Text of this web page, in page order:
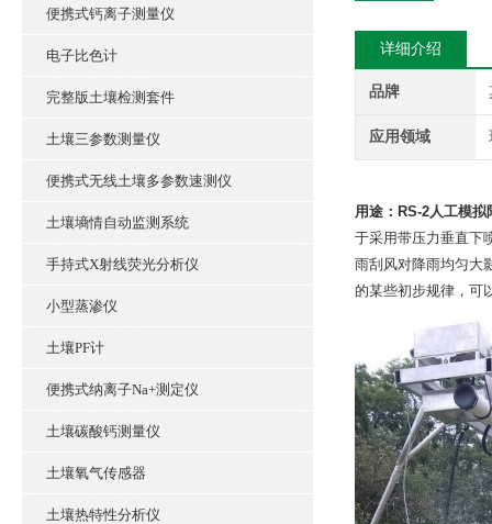
便携式钙离子测量仪
电子比色计
完整版土壤检测套件
土壤三参数测量仪
便携式无线土壤多参数速测仪
土壤墒情自动监测系统
手持式X射线荧光分析仪
小型蒸渗仪
土壤PF计
便携式纳离子Na+测定仪
土壤碳酸钙测量仪
土壤氧气传感器
土壤热特性分析仪
详细介绍
品牌
应用领域
用途： RS-2人工模拟
于采用带压力垂直下
雨刮风对降雨均匀大
的某些初步规律，可